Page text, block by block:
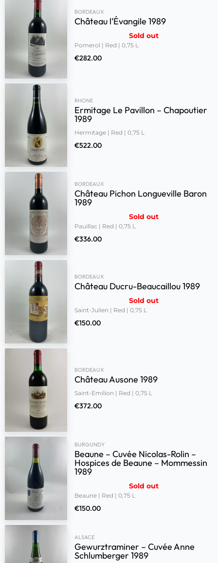
BORDEAUX
Château l’Évangile 1989
Sold out
Pomerol | Red | 0,75 L
€282.00
RHONE
Ermitage Le Pavillon – Chapoutier
1989
Hermitage | Red | 0,75 L
€522.00
BORDEAUX
Château Pichon Longueville Baron
1989
Sold out
Pauillac | Red | 0,75 L
€336.00
BORDEAUX
Château Ducru-Beaucaillou 1989
Sold out
Saint-Julien | Red | 0,75 L
€150.00
BORDEAUX
Château Ausone 1989
Saint-Emilion | Red | 0,75 L
€372.00
BURGUNDY
Beaune – Cuvée Nicolas-Rolin –
Hospices de Beaune – Mommessin
1989
Sold out
Beaune | Red | 0,75 L
€150.00
ALSACE
Gewurztraminer – Cuvée Anne
Schlumberger 1989